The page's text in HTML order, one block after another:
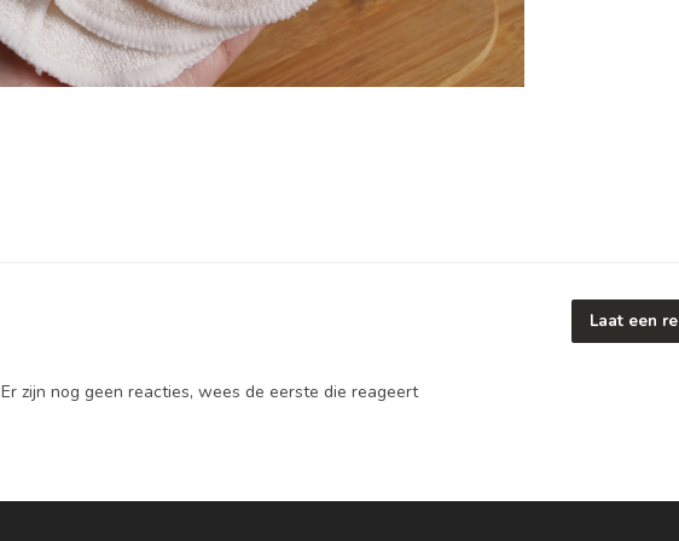
Laat een
Er zijn nog geen reacties, wees de eerste die reageert